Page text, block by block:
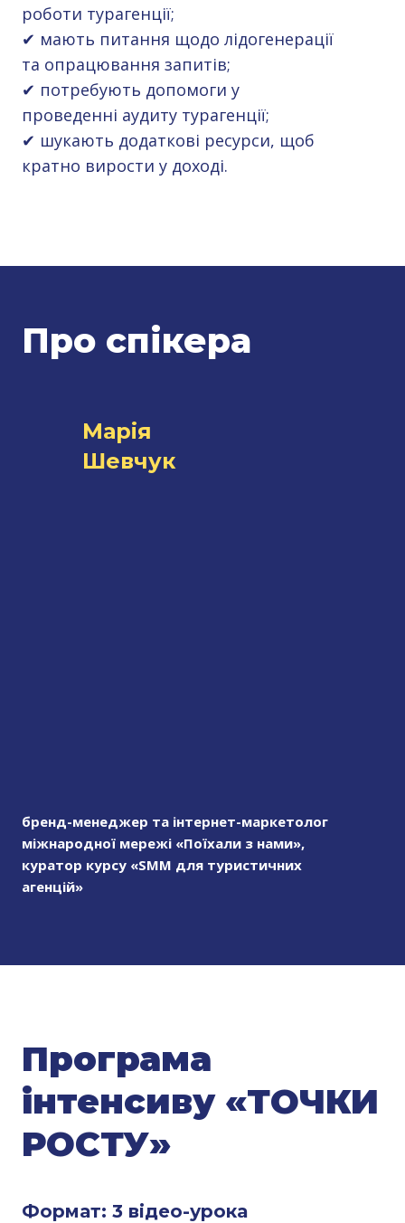
роботи турагенції;
✔ мають питання щодо лідогенерації
та опрацювання запитів;
✔ потребують допомоги у
проведенні аудиту турагенції;
✔ шукають додаткові ресурси, щоб
кратно вирости у доході.
Марія
Шевчук
бренд-менеджер та інтернет-маркетолог
міжнародної мережі «Поїхали з нами»,
куратор курсу «SMM для туристичних
агенцій»
Про спікера
Програма
інтенсиву «ТОЧКИ
РОСТУ»
Формат: 3 відео-урока